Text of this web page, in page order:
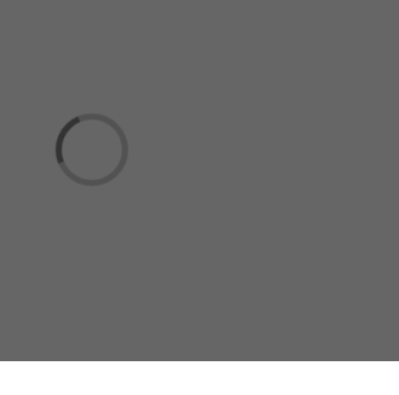
Loading...